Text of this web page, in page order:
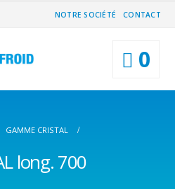
NOTRE SOCIÉTÉ CONTACT
0
GAMME CRISTAL
long. 700